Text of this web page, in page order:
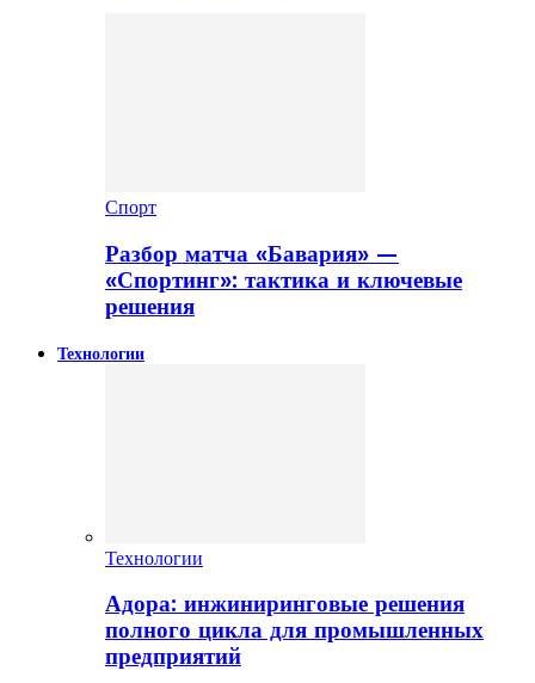
Спорт
Разбор матча «Бавария» —
«Спортинг»: тактика и ключевые
решения
Технологии
Технологии
Адора: инжиниринговые решения
полного цикла для промышленных
предприятий